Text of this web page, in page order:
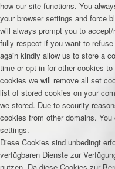
how our site functions. You
your browser settings and force
will always prompt you to
fully respect if you want to
again kindly allow us to store a
time or opt in for other cookies
cookies we will remove all set
list of stored cookies on your
we stored. Due to security
cookies from other domains.
settings.
Diese Cookies sind unbedingt
verfügbaren Dienste zur